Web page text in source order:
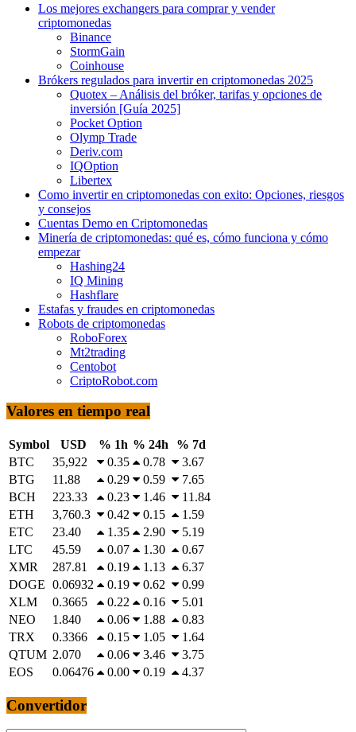
Los mejores exchangers para comprar y vender
criptomonedas
Binance
StormGain
Coinhouse
Brókers regulados para invertir en criptomonedas 2025
Quotex – Análisis del bróker, tarifas y opciones de
inversión [Guía 2025]
Pocket Option
Olymp Trade
Deriv.com
IQOption
Libertex
Como invertir en criptomonedas con exito: Opciones, riesgos
y consejos
Cuentas Demo en Criptomonedas
Minería de criptomonedas: qué es, cómo funciona y cómo
empezar
Hashing24
IQ Mining
Hashflare
Estafas y fraudes en criptomonedas
Robots de criptomonedas
RoboForex
Mt2trading
Centobot
CriptoRobot.com
Valores en tiempo real
Symbol USD % 1h % 24h
% 7d
BTC
35,922 0.35 0.78
3.67
BTG
11.88 0.29 0.59
7.65
BCH
223.33 0.23 1.46
11.84
ETH
3,760.3 0.42 0.15
1.59
ETC
23.40 1.35 2.90
5.19
LTC
45.59 0.07 1.30
0.67
XMR
287.81 0.19 1.13
6.37
DOGE 0.06932 0.19 0.62
0.99
XLM
0.3665 0.22 0.16
5.01
NEO
1.840 0.06 1.88
0.83
TRX
0.3366 0.15 1.05
1.64
QTUM 2.070 0.06 3.46
3.75
EOS
0.06476 0.00 0.19 4.37
Convertidor